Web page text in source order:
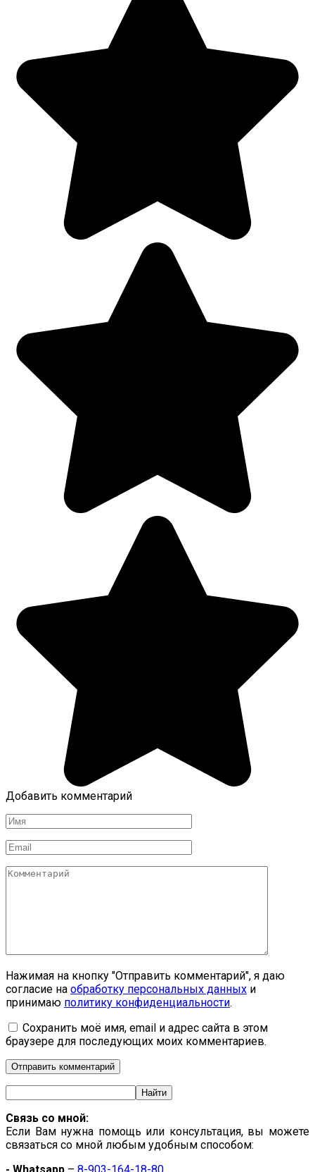
Добавить комментарий
Имя
*
Email
*
Комментарий
Нажимая на кнопку "Отправить комментарий", я даю
согласие на обработку персональных данных и
принимаю политику конфиденциальности.
Сохранить моё имя, email и адрес сайта в этом
браузере для последующих моих комментариев.
Связь со мной:
Если Вам нужна помощь или консультация, вы можете
связаться со мной любым удобным способом:
- Whatsapp – 8-903-164-18-80